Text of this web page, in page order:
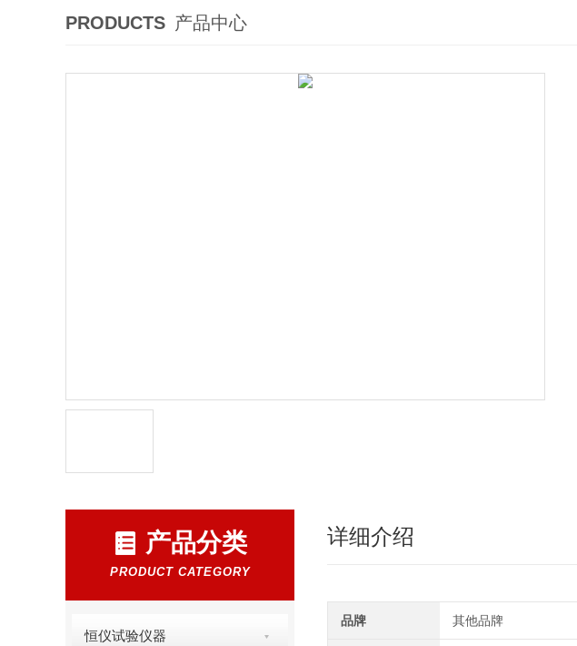
PRODUCTS 产品中心
产品分类
PRODUCT CATEGORY
恒仪试验仪器
详细介绍
品牌 其他品牌